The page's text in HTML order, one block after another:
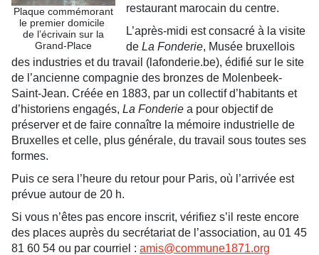
Plaque commémorant
le premier domicile
de l’écrivain sur la
Grand-Place
restaurant marocain du centre.
L’après-midi est consacré à la visite
de La Fonderie, Musée bruxellois
des industries et du travail (lafonderie.be), édifié sur le site
de l’ancienne compagnie des bronzes de Molenbeek-
Saint-Jean. Créée en 1883, par un collectif d’habitants et
d’historiens engagés, La Fonderie a pour objectif de
préserver et de faire connaître la mémoire industrielle de
Bruxelles et celle, plus générale, du travail sous toutes ses
formes.
Puis ce sera l’heure du retour pour Paris, où l’arrivée est
prévue autour de 20 h.
Si vous n’êtes pas encore inscrit, vérifiez s’il reste encore
des places auprès du secrétariat de l’association, au 01 45
81 60 54 ou par courriel : amis@commune1871.org